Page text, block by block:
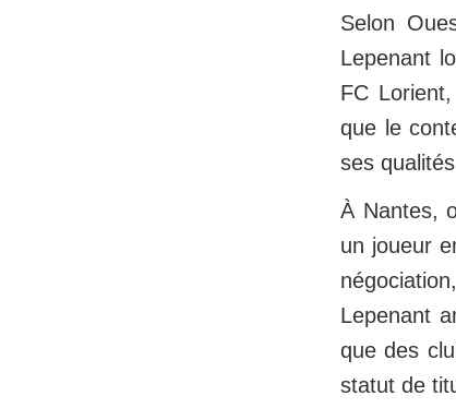
Selon
Lepenant
FC
que le
ses
À Nantes,
un joueur
Lepenant
que des
statut de